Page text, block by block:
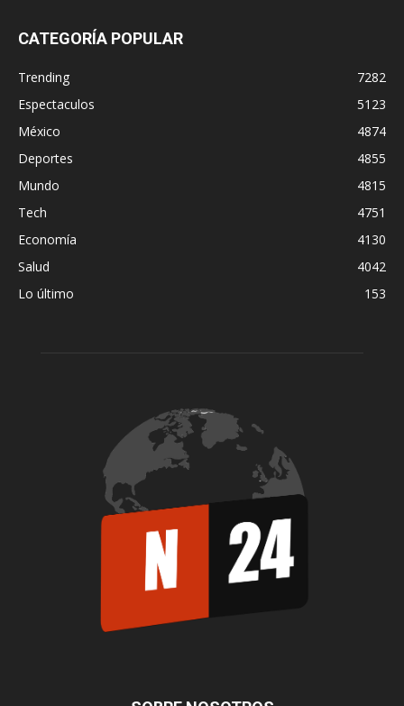
CATEGORÍA POPULAR
Trending
7282
Espectaculos
5123
México
4874
Deportes
4855
Mundo
4815
Tech
4751
Economía
4130
Salud
4042
Lo último
153